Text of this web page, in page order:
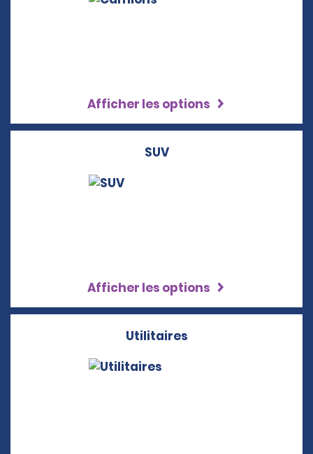
Afficher les options
SUV
Afficher les options
Utilitaires